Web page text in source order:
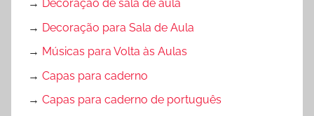
→ Decoração de sala de aula
→ Decoração para Sala de Aula
→ Músicas para Volta às Aulas
→ Capas para caderno
→ Capas para caderno de português